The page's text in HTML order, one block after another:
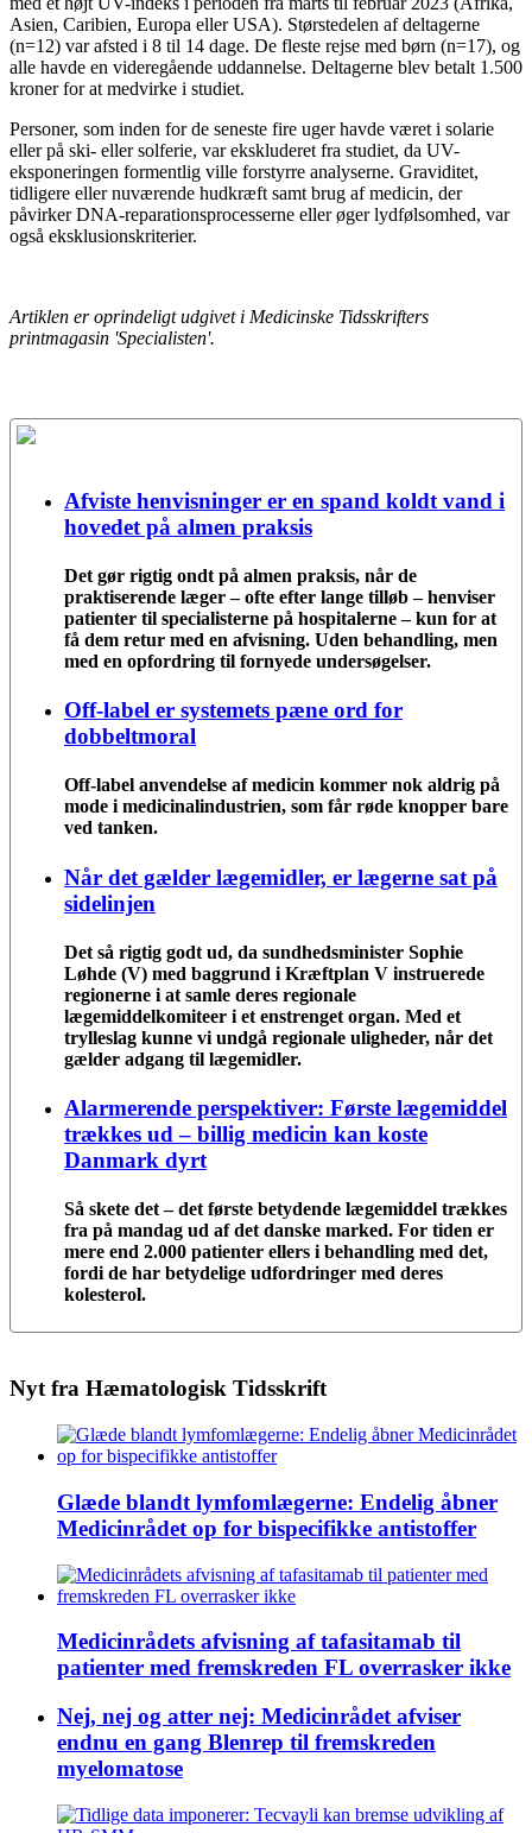
Asien, Caribien, Europa eller USA). Størstedelen af deltagerne
(n=12) var afsted i 8 til 14 dage. De fleste rejse med børn (n=17), og
alle havde en videregående uddannelse. Deltagerne blev betalt 1.500
kroner for at medvirke i studiet.
Personer, som inden for de seneste fire uger havde været i solarie
eller på ski- eller solferie, var ekskluderet fra studiet, da UV-
eksponeringen formentlig ville forstyrre analyserne. Graviditet,
tidligere eller nuværende hudkræft samt brug af medicin, der
påvirker DNA-reparationsprocesserne eller øger lydfølsomhed, var
også eksklusionskriterier.
Artiklen er oprindeligt udgivet i Medicinske Tidsskrifters
printmagasin 'Specialisten'.
Afviste henvisninger er en spand koldt vand i
hovedet på almen praksis
Det gør rigtig ondt på almen praksis, når de
praktiserende læger – ofte efter lange tilløb – henviser
patienter til specialisterne på hospitalerne – kun for at
få dem retur med en afvisning. Uden behandling, men
med en opfordring til fornyede undersøgelser.
Off-label er systemets pæne ord for
dobbeltmoral
Off-label anvendelse af medicin kommer nok aldrig på
mode i medicinalindustrien, som får røde knopper bare
ved tanken.
Når det gælder lægemidler, er lægerne sat på
sidelinjen
Det så rigtig godt ud, da sundhedsminister Sophie
Løhde (V) med baggrund i Kræftplan V instruerede
regionerne i at samle deres regionale
lægemiddelkomiteer i et enstrenget organ. Med et
trylleslag kunne vi undgå regionale uligheder, når det
gælder adgang til lægemidler.
Alarmerende perspektiver: Første lægemiddel
trækkes ud – billig medicin kan koste
Danmark dyrt
Så skete det – det første betydende lægemiddel trækkes
fra på mandag ud af det danske marked. For tiden er
mere end 2.000 patienter ellers i behandling med det,
fordi de har betydelige udfordringer med deres
kolesterol.
Nyt fra Hæmatologisk Tidsskrift
Glæde blandt lymfomlægerne: Endelig åbner
Medicinrådet op for bispecifikke antistoffer
Medicinrådets afvisning af tafasitamab til
patienter med fremskreden FL overrasker ikke
Nej, nej og atter nej: Medicinrådet afviser
endnu en gang Blenrep til fremskreden
myelomatose